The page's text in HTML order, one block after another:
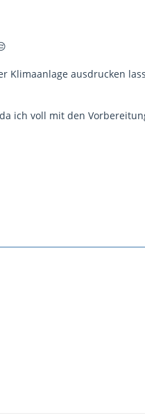
Klimaanlage ausdrucken
ich voll mit den